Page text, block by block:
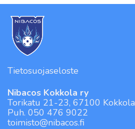
Tietosuojaseloste
Nibacos Kokkola ry
Torikatu 21-23, 67100 Kokkola
Puh. 050 476 9022
toimisto@nibacos.fi